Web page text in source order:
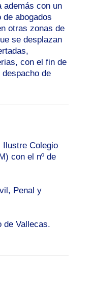
además con un
de abogados
otras zonas de
se desplazan
con el fin de
de
Ilustre Colegio
con el nº de
Penal y
de Vallecas.